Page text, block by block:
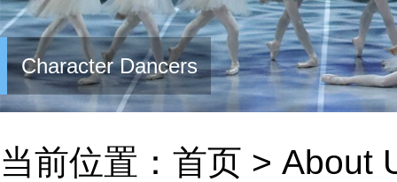
Character Dancers
当前位置： 首页 > About